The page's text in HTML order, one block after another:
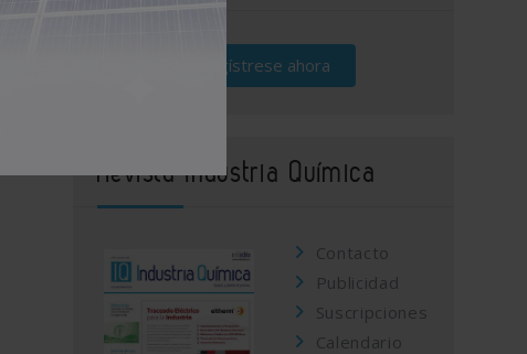
Regístrese ahora
Revista Industria Química
Contacto
Publicidad
Suscripciones
Calendario